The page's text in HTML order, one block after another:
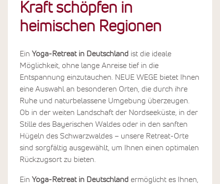
Kraft schöpfen in
heimischen Regionen
Ein Yoga-Retreat in Deutschland ist die ideale
Möglichkeit, ohne lange Anreise tief in die
Entspannung einzutauchen. NEUE WEGE bietet Ihnen
eine Auswahl an besonderen Orten, die durch ihre
Ruhe und naturbelassene Umgebung überzeugen.
Ob in der weiten Landschaft der Nordseeküste, in der
Stille des Bayerischen Waldes oder in den sanften
Hügeln des Schwarzwaldes – unsere Retreat-Orte
sind sorgfältig ausgewählt, um Ihnen einen optimalen
Rückzugsort zu bieten.
Ein Yoga-Retreat in Deutschland ermöglicht es Ihnen,